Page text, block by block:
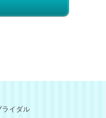
ライダル